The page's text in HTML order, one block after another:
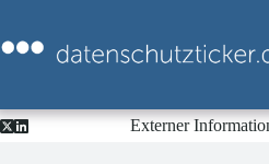
springen
Externer